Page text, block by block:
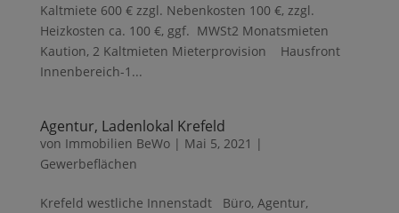
Kaltmiete 600 € zzgl. Nebenkosten 100 €, zzgl.
Heizkosten ca. 100 €, ggf. MWSt2 Monatsmieten
Kaution, 2 Kaltmieten Mieterprovision Hausfront
Innenbereich-1...
Agentur, Ladenlokal Krefeld
von Immobilien BeWo| Mai 5, 2021 |
Gewerbeflächen
Krefeld westliche Innenstadt Büro, Agentur,